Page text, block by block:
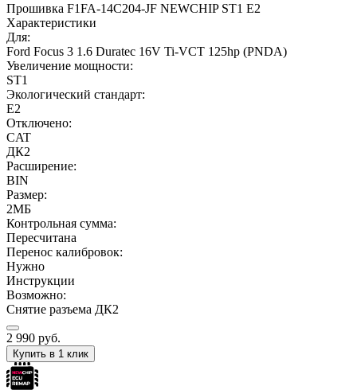
Прошивка F1FA-14C204-JF NEWCHIP ST1 E2
Характеристики
Для:
Ford Focus 3 1.6 Duratec 16V Ti-VCT 125hp (PNDA)
Увеличение мощности:
ST1
Экологический стандарт:
E2
Отключено:
CAT
ДК2
Расширение:
BIN
Размер:
2МБ
Контрольная сумма:
Пересчитана
Перенос калибровок:
Нужно
Инструкции
Возможно:
Снятие разъема ДК2
2 990 руб.
Купить в 1 клик